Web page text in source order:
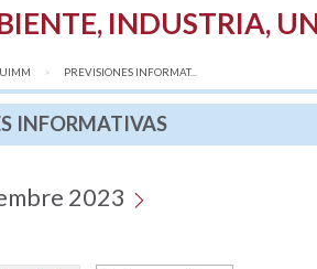
INDUSTRIA,
AQUÍ:
PREVISIONES INFORMAT...
INFORMATIVAS
2023